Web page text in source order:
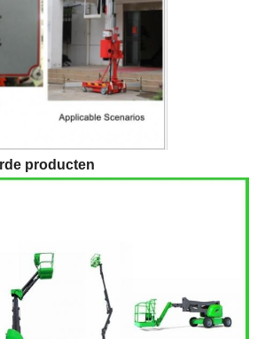
producten